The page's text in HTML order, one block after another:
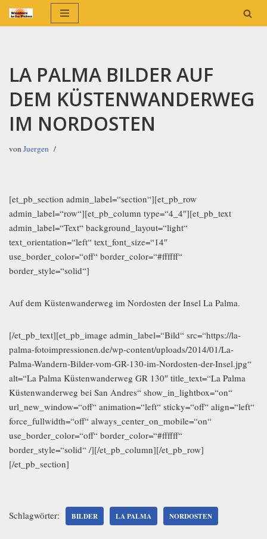
LA PALMA BILDER AUF
DEM KÜSTENWANDERWEG
IM NORDOSTEN
vonJuergen
[et_pb_section admin_label=“section“][et_pb_row
admin_label=“row“][et_pb_column type=“4_4″][et_pb_text
admin_label=“Text“ background_layout=“light“
text_orientation=“left“ text_font_size=“14″
use_border_color=“off“ border_color=“#ffffff“
border_style=“solid“]
Auf dem Küstenwanderweg im Nordosten der Insel La Palma.
[/et_pb_text][et_pb_image admin_label=“Bild“ src=“https://la-
palma-fotoimpressionen.de/wp-content/uploads/2014/01/La-
Palma-Wandern-Bilder-vom-GR-130-im-Nordosten-der-Insel.jpg“
alt=“La Palma Küstenwanderweg GR 130″ title_text=“La Palma
Küstenwanderweg bei San Andres“ show_in_lightbox=“on“
url_new_window=“off“ animation=“left“ sticky=“off“ align=“left“
force_fullwidth=“off“ always_center_on_mobile=“on“
use_border_color=“off“ border_color=“#ffffff“
border_style=“solid“ /][/et_pb_column][/et_pb_row]
[/et_pb_section]
Schlagwörter: BILDER LA PALMA NORDOSTEN